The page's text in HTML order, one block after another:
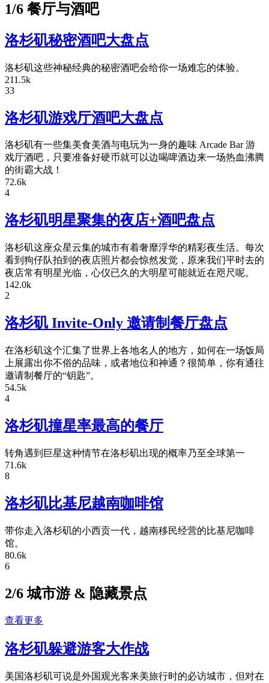
1/6 餐厅与酒吧
洛杉矶秘密酒吧大盘点
洛杉矶这些神秘经典的秘密酒吧会给你一场难忘的体验。
211.5k
33
洛杉矶游戏厅酒吧大盘点
洛杉矶有一些集美食美酒与电玩为一身的趣味 Arcade Bar 游
戏厅酒吧，只要准备好硬币就可以边喝啤酒边来一场热血沸腾
的街霸大战！
72.6k
4
洛杉矶明星聚集的夜店+酒吧盘点
洛杉矶这座众星云集的城市有着奢靡浮华的精彩夜生活。每次
看到狗仔队拍到的夜店照片都会惊然发觉，原来我们平时去的
夜店常有明星光临，心仪已久的大明星可能就近在咫尺呢。
142.0k
2
洛杉矶 Invite-Only 邀请制餐厅盘点
在洛杉矶这个汇集了世界上各地名人的地方，如何在一场饭局
上展露出你不俗的品味，或者地位和神通？很简单，你有通往
邀请制餐厅的“钥匙”。
54.5k
4
洛杉矶撞星率最高的餐厅
转角遇到巨星这种情节在洛杉矶出现的概率乃至全球第一
71.6k
8
洛杉矶比基尼越南咖啡馆
带你走入洛杉矶的小西贡一代，越南移民经营的比基尼咖啡
馆。
80.6k
6
2/6 城市游 & 隐藏景点
查看更多
洛杉矶躲避游客大作战
美国洛杉矶可说是外国观光客来美旅行时的必访城市，但对在